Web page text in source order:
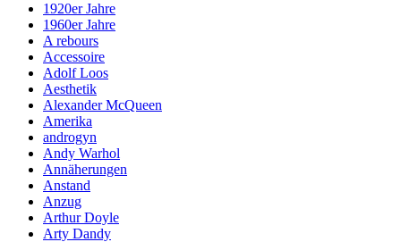
1920er Jahre
1960er Jahre
A rebours
Accessoire
Adolf Loos
Aesthetik
Alexander McQueen
Amerika
androgyn
Andy Warhol
Annäherungen
Anstand
Anzug
Arthur Doyle
Arty Dandy